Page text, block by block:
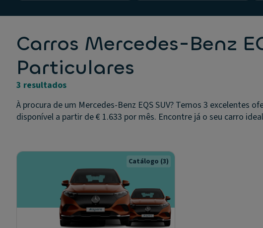
Carros Mercedes-Benz
Particulares
3 resultados
À procura de um Mercedes-Benz EQS SUV? Temos 3
disponível a partir de € 1.633 por mês. Encontre já o seu carro
Catálogo (3)